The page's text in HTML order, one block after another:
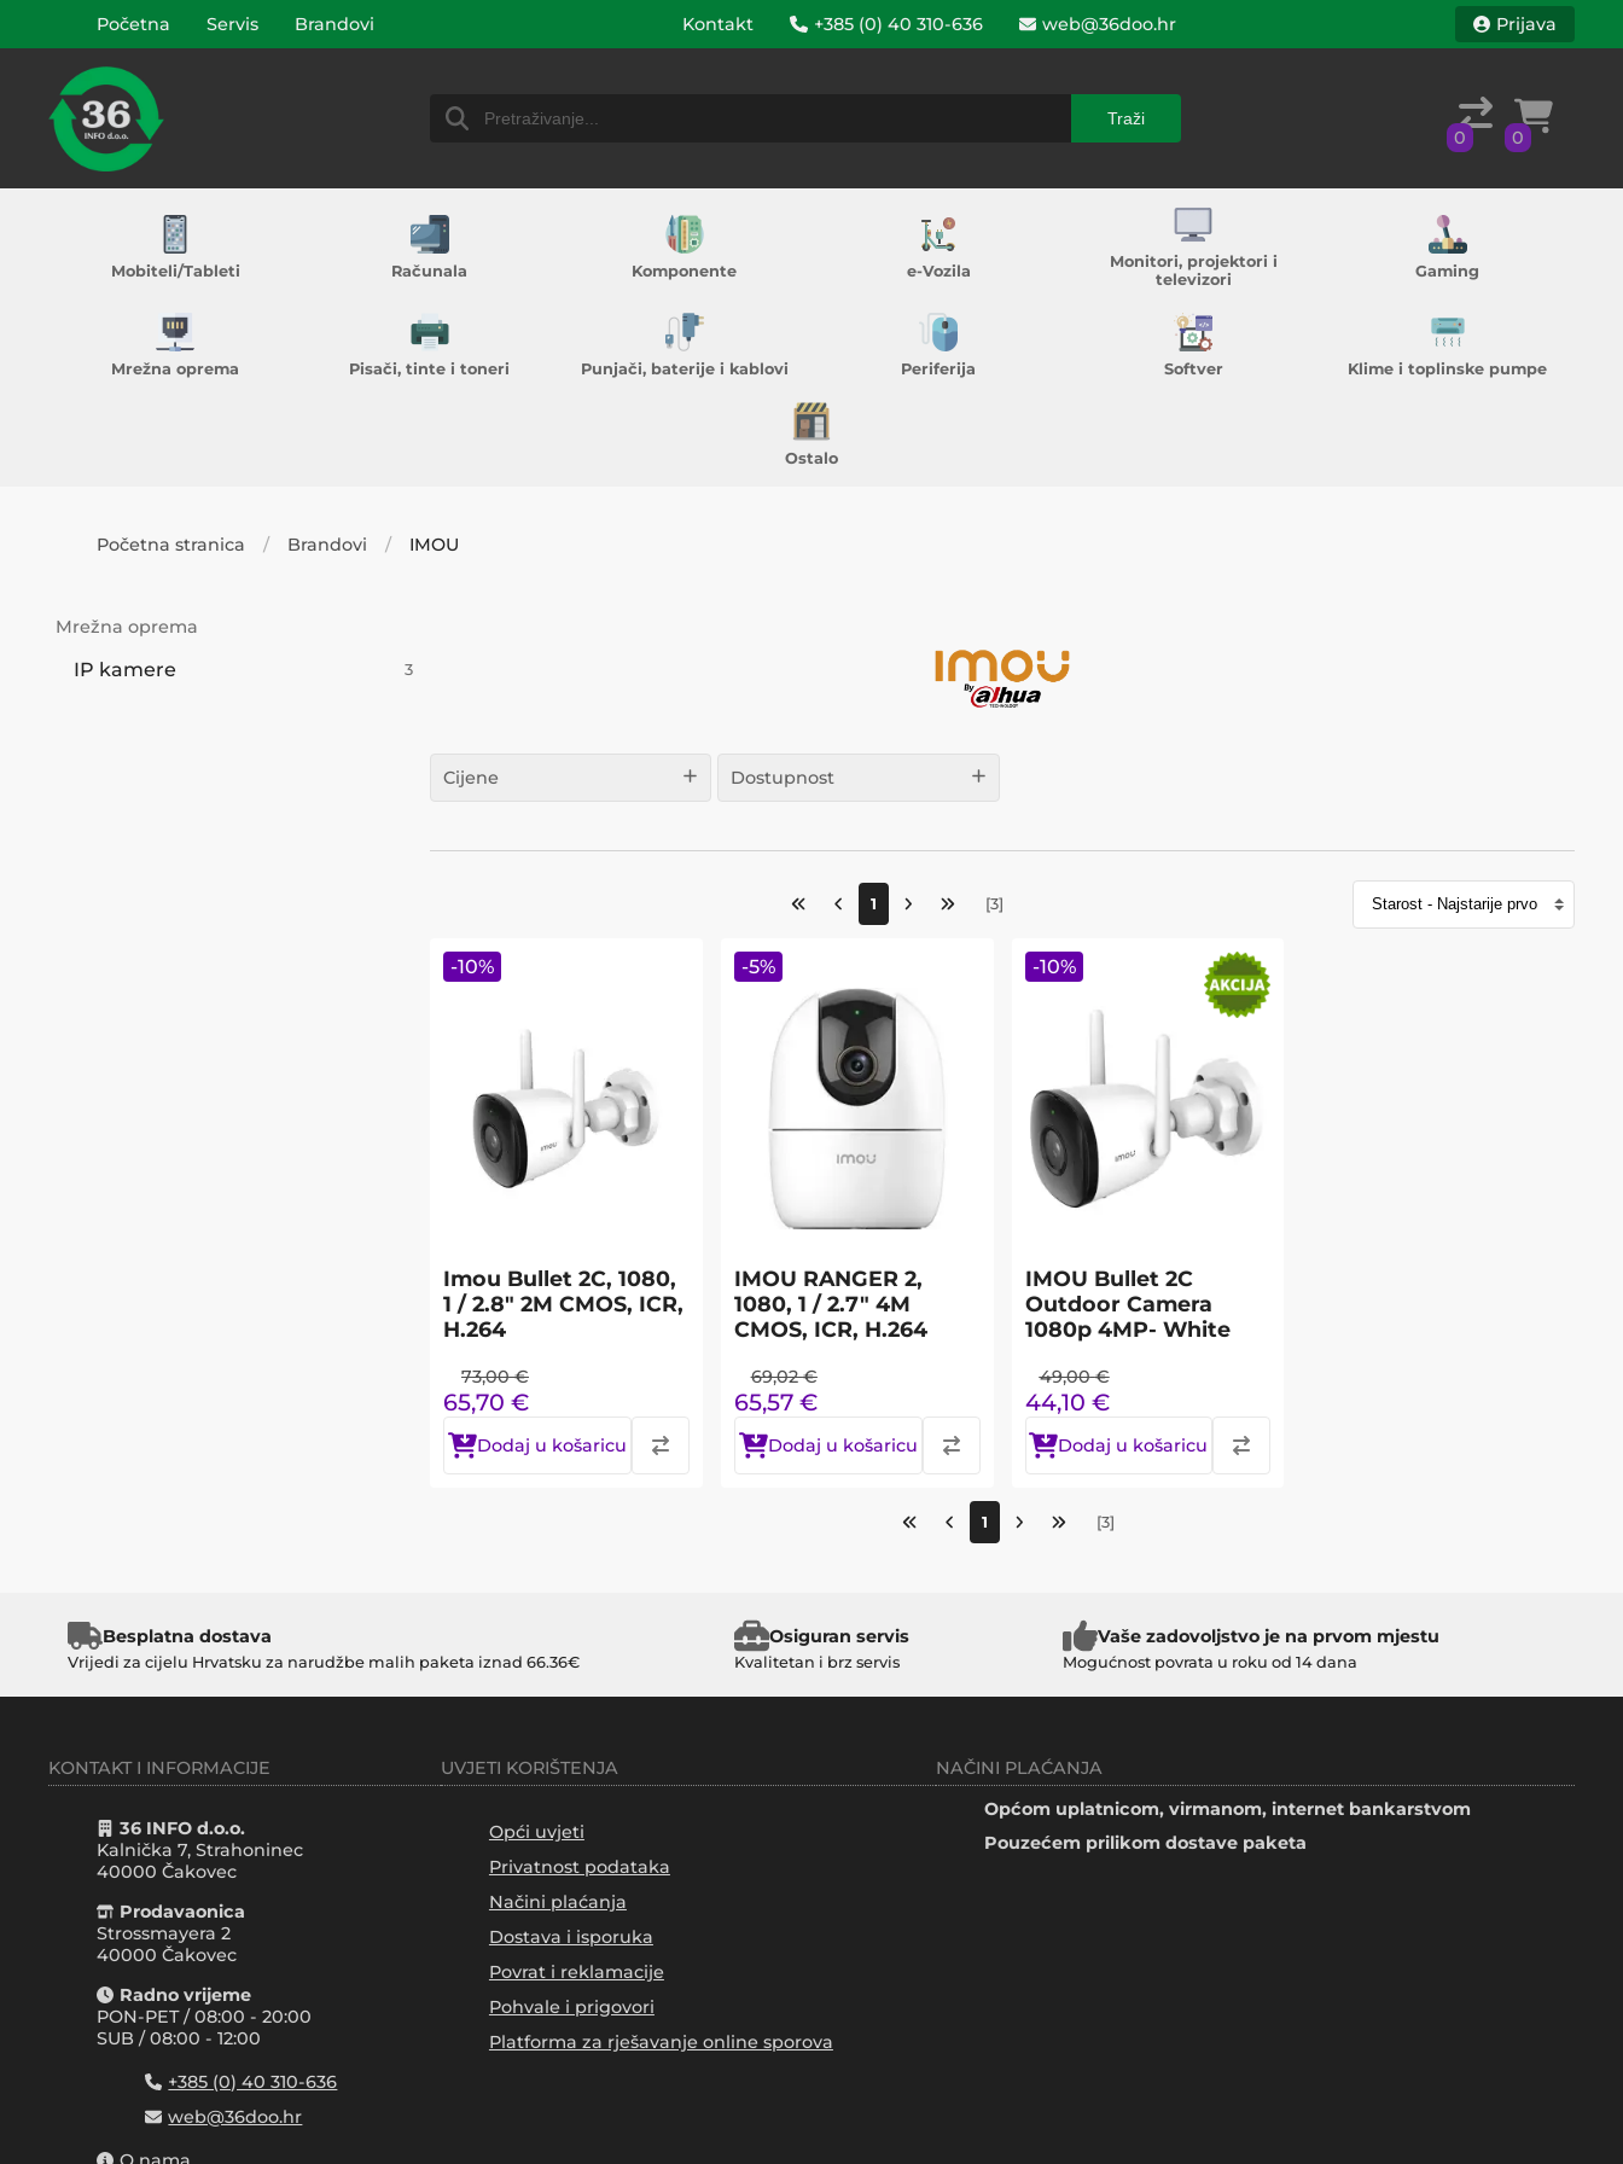
Traži
Početna Servis Brandovi Kontakt +385 (0) 40 310-636 web@36doo.hr Prijava
Traži
0 0
Mobiteli/Tableti Računala Komponente e-Vozila
Monitori, projektori i
televizori
Gaming
Mrežna oprema Pisači, tinte i toneri Punjači, baterije i kablovi Periferija Softver Klime i toplinske pumpe
Ostalo
Početna stranica Brandovi IMOU
Mrežna oprema
IP kamere 3
Cijene Dostupnost
1 [3]
Imou Bullet 2C, 1080,
1 / 2.8" 2M CMOS, ICR,
H.264
73,00 €
65,70 €
Dodaj u košaricu
-10%
IMOU RANGER 2,
1080, 1 / 2.7" 4M
CMOS, ICR, H.264
69,02 €
65,57 €
Dodaj u košaricu
-5%
IMOU Bullet 2C
Outdoor Camera
1080p 4MP- White
49,00 €
44,10 €
Dodaj u košaricu
-10%
1 [3]
Besplatna dostava
Vrijedi za cijelu Hrvatsku za narudžbe malih paketa iznad 66.36€
Osiguran servis
Kvalitetan i brz servis
Vaše zadovoljstvo je na prvom mjestu
Mogućnost povrata u roku od 14 dana
KONTAKT I INFORMACIJE
36 INFO d.o.o.
Kalnička 7, Strahoninec
40000 Čakovec
Prodavaonica
Strossmayera 2
40000 Čakovec
Radno vrijeme
PON-PET / 08:00 - 20:00
SUB / 08:00 - 12:00
+385 (0) 40 310-636
web@36doo.hr
UVJETI KORIŠTENJA
Opći uvjeti
Privatnost podataka
Načini plaćanja
Dostava i isporuka
Povrat i reklamacije
Pohvale i prigovori
Platforma za rješavanje online sporova
NAČINI PLAĆANJA
Općom uplatnicom, virmanom, internet bankarstvom
Pouzećem prilikom dostave paketa